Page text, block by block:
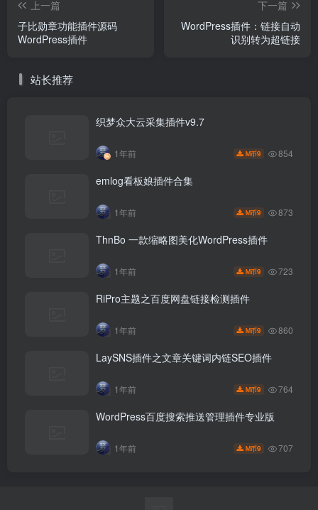
上一篇
子比勋章功能插件源码
WordPress插件
下一篇
WordPress插件：链接自动
识别转为超链接
站长推荐
织梦众大云采集插件v9.7
1年前 M币9 854
emlog看板娘插件合集
1年前 M币9 873
ThnBo 一款缩略图美化WordPress插件
1年前 M币9 723
RiPro主题之百度网盘链接检测插件
1年前 M币9 860
LaySNS插件之文章关键词内链SEO插件
1年前 M币9 764
WordPress百度搜索推送管理插件专业版
1年前 M币9 707